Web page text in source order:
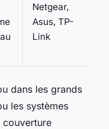
Netgear,
Asus, TP-
Link
dans les grands
les systèmes
couverture